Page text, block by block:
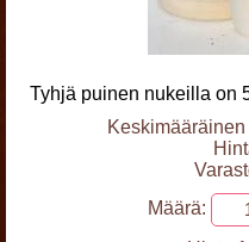
Tyhjä puinen nukeilla on
Määrä: